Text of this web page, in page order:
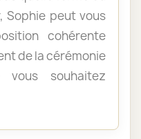
Sophie peut vous
cohérente
de la cérémonie
souhaitez